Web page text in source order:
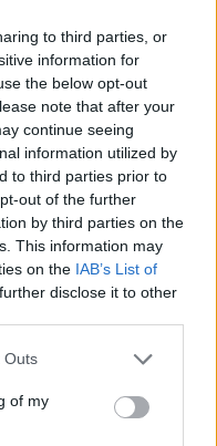
to third parties, or
information for
the below opt-out
note that after your
continue seeing
information utilized by
to third parties prior to
out of the further
by third parties on the
This information may
on the IAB’s List of
disclose it to other
Outs
of my
Aug 13.
CS
31
16
Aug 14.
33
17
szakmai ismeretek
esetben